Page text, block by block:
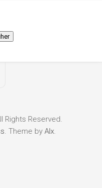
Rights Reserved.
. Theme by Alx.